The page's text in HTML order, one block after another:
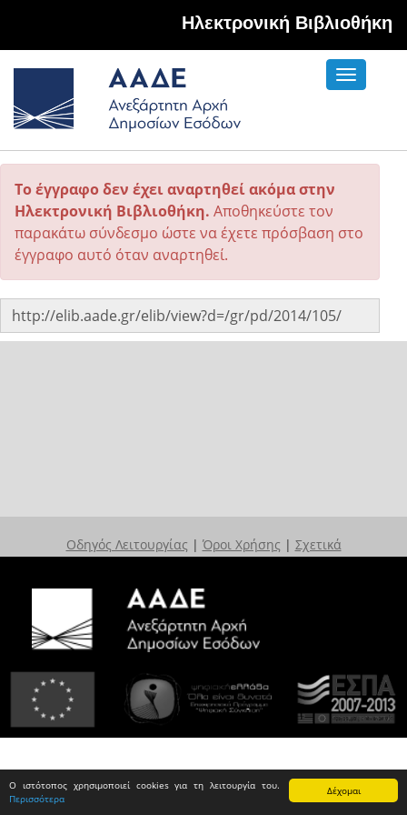
Δέχομαι
Ο ιστότοπος χρησιμοποιεί cookies για τη λειτουργία του.
Περισσότερα
Hλεκτρονική Βιβλιοθήκη
Toggle
Το έγγραφο δεν έχει αναρτηθεί ακόμα στην
Ηλεκτρονική Βιβλιοθήκη. Αποθηκεύστε τον
παρακάτω σύνδεσμο ώστε να έχετε πρόσβαση στο
έγγραφο αυτό όταν αναρτηθεί.
Οδηγός Λειτουργίας | Όροι Χρήσης | Σχετικά